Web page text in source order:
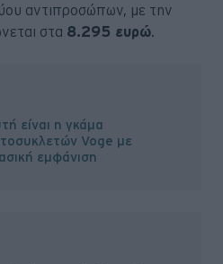
αντιπροσώπων, με την
στα 8.295 ευρώ.
είναι η γκάμα
Voge με
εμφάνιση